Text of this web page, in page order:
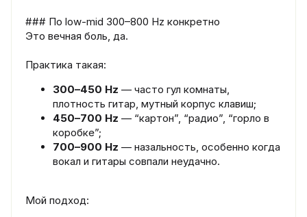
### По low-mid 300–800 Hz конкретно
Это вечная боль, да.
Практика такая:
300–450 Hz — часто гул комнаты,
плотность гитар, мутный корпус клавиш;
450–700 Hz — “картон”, “радио”, “горло в
коробке”;
700–900 Hz — назальность, особенно когда
вокал и гитары совпали неудачно.
Мой подход: